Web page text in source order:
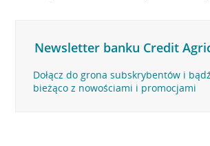
Newsletter banku Credit
Dołącz do grona subskrybentów i
bieżąco z nowościami i promocjami